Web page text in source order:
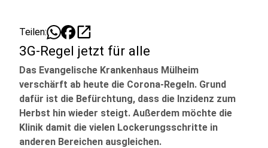
Teilen: open_in_new
3G-Regel jetzt für alle
Das Evangelische Krankenhaus Mülheim
verschärft ab heute die Corona-Regeln. Grund
dafür ist die Befürchtung, dass die Inzidenz zum
Herbst hin wieder steigt. Außerdem möchte die
Klinik damit die vielen Lockerungsschritte in
anderen Bereichen ausgleichen.